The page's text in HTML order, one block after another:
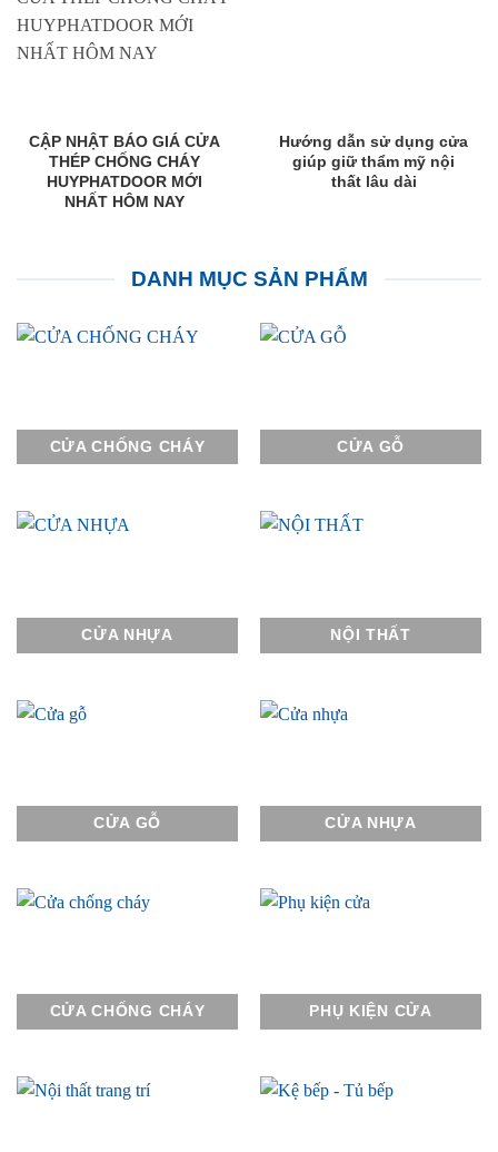
CẬP NHẬT BÁO GIÁ CỬA
THÉP CHỐNG CHÁY
HUYPHATDOOR MỚI
NHẤT HÔM NAY
Hướng dẫn sử dụng cửa
giúp giữ thẩm mỹ nội
thất lâu dài
DANH MỤC SẢN PHẨM
CỬA CHỐNG CHÁY CỬA GỖ
CỬA NHỰA NỘI THẤT
CỬA GỖ CỬA NHỰA
CỬA CHỐNG CHÁY PHỤ KIỆN CỬA